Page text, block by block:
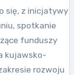
spotkanie
funduszy
kujawsko-
rozwoju